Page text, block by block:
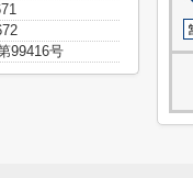
99416号